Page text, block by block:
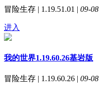
冒险生存 | 1.19.51.01 | 09-08
进入
我的世界1.19.60.26基岩版
冒险生存 | 1.19.60.26 | 09-08